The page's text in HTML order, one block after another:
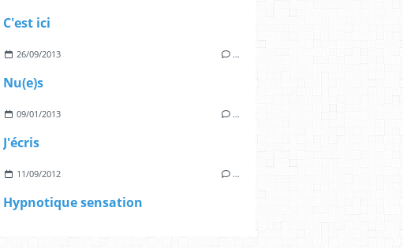
C'est ici
26/09/2013 …
Nu(e)s
09/01/2013 …
J'écris
11/09/2012 …
Hypnotique sensation